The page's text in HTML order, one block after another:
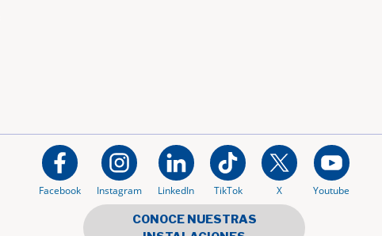
Facebook Instagram LinkedIn TikTok X Youtube
CONOCE NUESTRAS